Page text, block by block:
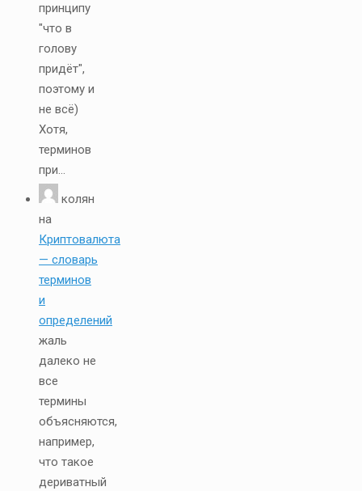
принципу
"что в
голову
придёт",
поэтому и
не всё)
Хотя,
терминов
при...
колян
на
Криптовалюта
— словарь
терминов
и
определений
жаль
далеко не
все
термины
объясняются,
например,
что такое
дериватный